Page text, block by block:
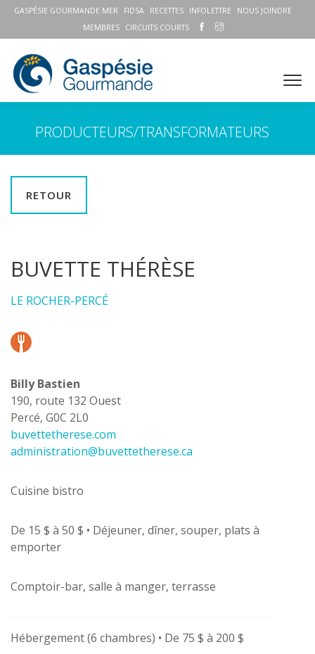
GASPÉSIE GOURMANDE MER FIDSA RECETTES INFOLETTRE
NOUS JOINDRE
MEMBRES
CIRCUITS COURTS
PRODUCTEURS/TRANSFORMATEURS
RETOUR
BUVETTE THÉRÈSE
LE ROCHER-PERCÉ
Billy Bastien
190, route 132 Ouest
Percé, G0C 2L0
buvettetherese.com
administration@buvettetherese.ca
Cuisine bistro
De 15 $ à 50 $ • Déjeuner, dîner, souper, plats à
emporter
Comptoir-bar, salle à manger, terrasse
Hébergement (6 chambres) • De 75 $ à 200 $